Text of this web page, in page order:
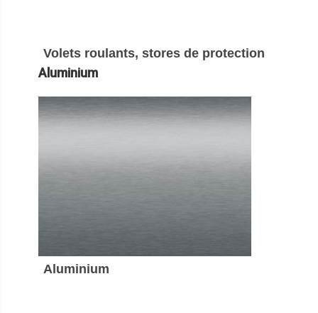
Volets roulants, stores de protection
Aluminium
Aluminium